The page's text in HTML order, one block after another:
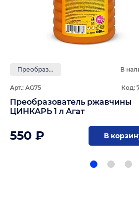
Преобразователи ржавчины В
Арт.: AG75 Код:
Преобразователь ржавчины
ЦИНКАРЬ 1 л Агат
550 ₽ В